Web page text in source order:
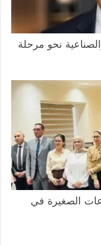
نحو مرحلة
الصغيرة في